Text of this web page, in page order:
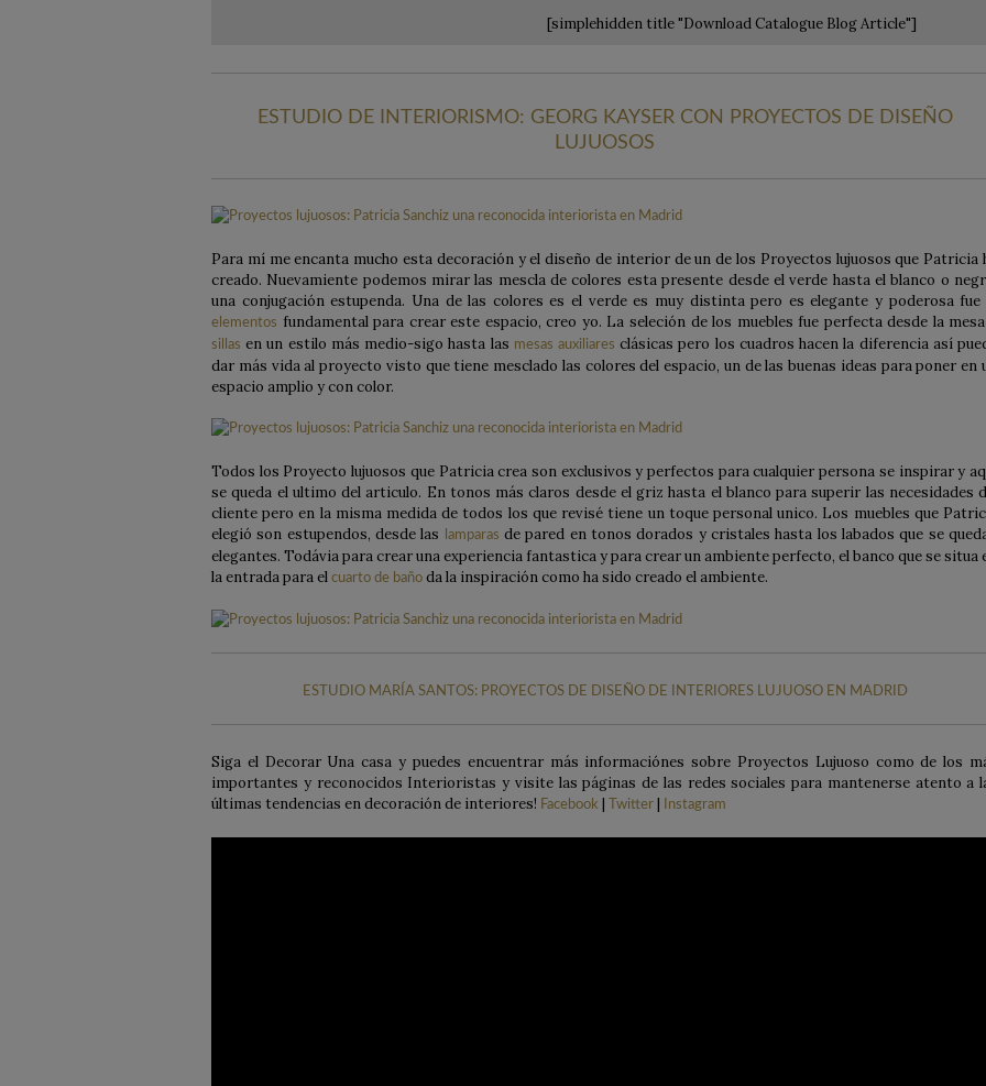
[simplehidden title "Download Catalogue Blog Article"]
ESTUDIO DE INTERIORISMO: GEORG KAYSER CON PROYECTOS DE DISEÑO
LUJUOSOS
Para mí me encanta mucho esta decoración y el diseño de interior de un de los Proyectos lujuosos que Patricia
creado. Nuevamiente podemos mirar las mescla de colores esta presente desde el verde hasta el blanco o
una conjugación estupenda. Una de las colores es el verde es muy distinta pero es elegante y poderosa fue
elementos fundamental para crear este espacio, creo yo. La seleción de los muebles fue perfecta desde la
sillas en un estilo más medio-sigo hasta las mesas auxiliares clásicas pero los cuadros hacen la diferencia así
dar más vida al proyecto visto que tiene mesclado las colores del espacio, un de las buenas ideas para poner en
espacio amplio y con color.
Todos los Proyecto lujuosos que Patricia crea son exclusivos y perfectos para cualquier persona se inspirar y
se queda el ultimo del articulo. En tonos más claros desde el griz hasta el blanco para superir las necesidades
cliente pero en la misma medida de todos los que revisé tiene un toque personal unico. Los muebles que
elegió son estupendos, desde las
lamparas de pared en tonos dorados y cristales hasta los labados que se
elegantes. Todávia para crear una experiencia fantastica y para crear un ambiente perfecto, el banco que se situa
la entrada para el cuarto de baño da la inspiración como ha sido creado el ambiente.
ESTUDIO MARÍA SANTOS: PROYECTOS DE DISEÑO DE INTERIORES LUJUOSO EN MADRID
Siga el Decorar Una casa y puedes encuentrar más informaciónes sobre Proyectos Lujuoso como de los
importantes y reconocidos Interioristas y visite las páginas de las redes sociales para mantenerse atento a
últimas tendencias en decoración de interiores! Facebook | Twitter | Instagram